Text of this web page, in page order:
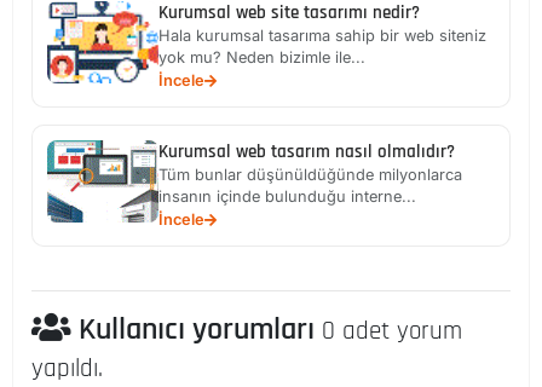
Kurumsal web site tasarımı nedir?
Hala kurumsal tasarıma sahip bir web siteniz
yok mu? Neden bizimle ile...
İncele
Kurumsal web tasarım nasıl olmalıdır?
Tüm bunlar düşünüldüğünde milyonlarca
insanın içinde bulunduğu interne...
İncele
Kullanıcı yorumları 0 adet yorum
yapıldı.